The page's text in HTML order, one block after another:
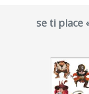
se ti piace